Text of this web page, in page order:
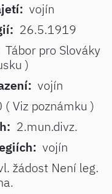
vojín
26.5.1919
Tábor pro Slováky
)
vojín
Viz poznámku )
2.mun.divz.
vojín
žádost Není leg.